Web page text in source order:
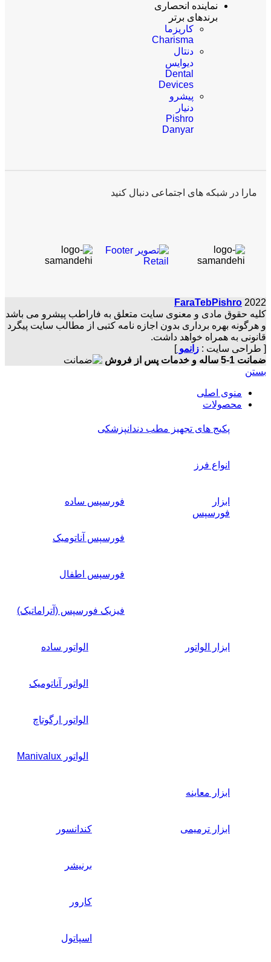
نماینده انحصاری
برندهای برتر
کاریزما
Charisma
دنتال
دیوایس
Dental
Devices
پیشرو
دنیار
Pishro
Danyar
مارا در شبکه های اجتماعی دنبال کنید
FaraTebPishro 2022
کلیه حقوق مادی و معنوی سایت متعلق به فاراطب پیشرو می باشد
و هرگونه بهره برداری بدون اجازه نامه کتبی از مطالب سایت پیگرد
قانونی به همراه خواهد داشت.
[ طراحی سایت : زانمو]
ضمانت 1-5 ساله و خدمات پس از فروش
بستن
منوی اصلی
محصولات
پکیج های تجهیز مطب دندانپزشکی
انواع فرز
ابزار
فورسپس
فورسپس ساده
فورسپس آناتومیک
فورسپس اطفال
فیزیک فورسپس (آتراماتیک)
ابزار الواتور الواتور ساده
الواتور آناتومیک
الواتور ارگوتاچ
الواتور Manivalux
ابزار معاینه
ابزار ترمیمی کندانسور
برنیشر
کارور
اسپاتول